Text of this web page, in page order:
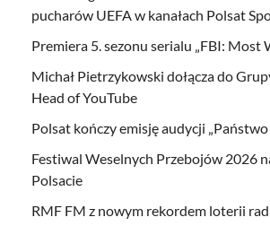
pucharów UEFA w kanałach Polsat
Premiera 5. sezonu serialu „FBI: Most
Michał Pietrzykowski dołącza do
Head of YouTube
Polsat kończy emisję audycji
Festiwal Weselnych Przebojów 2026
Polsacie
RMF FM z nowym rekordem loterii